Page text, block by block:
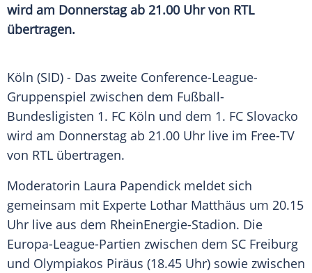
wird am Donnerstag ab 21.00 Uhr von RTL
übertragen.
Köln (SID) - Das zweite Conference-League-
Gruppenspiel zwischen dem Fußball-
Bundesligisten 1. FC Köln und dem 1. FC Slovacko
wird am Donnerstag ab 21.00 Uhr live im Free-TV
von RTL übertragen.
Moderatorin Laura Papendick meldet sich
gemeinsam mit Experte Lothar Matthäus um 20.15
Uhr live aus dem RheinEnergie-Stadion. Die
Europa-League-Partien zwischen dem SC Freiburg
und Olympiakos Piräus (18.45 Uhr) sowie zwischen